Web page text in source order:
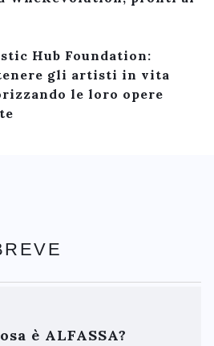
Hub Foundation:
gli artisti in vita
le loro opere
è ALFASSA?